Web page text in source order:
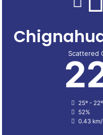
Scattered
25º - 22º
52%
0.43